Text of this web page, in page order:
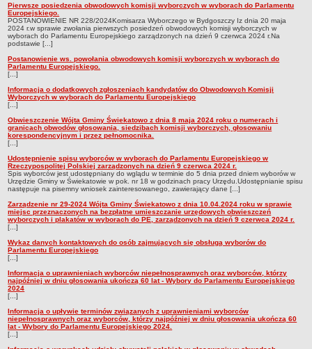
Lokalizacja
Dane statystyczne
Strategia rozwoju Gminy
Raport o stanie gminy
INFORMACJE PUBLICZNE
WŁADZE I STRUKTURA
Rada gminy
Wójt
Urząd gminy
Jednostki organizacyjne
Jednostki pomocnicze - sołectwa
REJESTR INSTYTUCJI KULTURY
ORGANIZACJE POZARZĄDOWE NA TERENIE GMINY ŚWIEKATOWO
PRAWO LOKALNE
Uchwały
WYBORY DO PARLAMENTU EUROPEJSKIEGO 2024
WYBORY DO PARLAMENTU EUROPEJSKIEGO 2024
Pierwsze posiedzenia obwodowych komisji wyborczych w wyborach do Parlamentu
Europejskiego.
POSTANOWIENIE NR 228/2024Komisarza Wyborczego w Bydgoszczy Iz dnia 20 maja
2024 r.w sprawie zwołania pierwszych posiedzeń obwodowych komisji wyborczych w
wyborach do Parlamentu Europejskiego zarządzonych na dzień 9 czerwca 2024 r.Na
podstawie [...]
Postanowienie ws. powołania obwodowych komisji wyborczych w wyborach do
Parlamentu Europejskiego.
[...]
Informacja o dodatkowych zgłoszeniach kandydatów do Obwodowych Komisji
Wyborczych w wyborach do Parlamentu Europejskiego
[...]
Obwieszczenie Wójta Gminy Świekatowo z dnia 8 maja 2024 roku o numerach i
granicach obwodów głosowania, siedzibach komisji wyborczych, głosowaniu
korespondencyjnym i przez pełnomocnika.
[...]
Udostępnienie spisu wyborców w wyborach do Parlamentu Europejskiego w
Rzeczypospolitej Polskiej zarządzonych na dzień 9 czerwca 2024 r.
Spis wyborców jest udostępniany do wglądu w terminie do 5 dnia przed dniem wyborów w
Urzędzie Gminy w Świekatowie w pok. nr 18 w godzinach pracy Urzędu.Udostępnianie spisu
następuje na pisemny wniosek zainteresowanego, zawierający dane [...]
Zarządzenie nr 29-2024 Wójta Gminy Świekatowo z dnia 10.04.2024 roku w sprawie
miejsc przeznaczonych na bezpłatne umieszczanie urzędowych obwieszczeń
wyborczych i plakatów w wyborach do PE, zarządzonych na dzień 9 czerwca 2024 r.
[...]
Wykaz danych kontaktowych do osób zajmujących się obsługą wyborów do
Parlamentu Europejskiego
[...]
Informacja o uprawnieniach wyborców niepełnosprawnych oraz wyborców, którzy
najpóźniej w dniu głosowania ukończą 60 lat - Wybory do Parlamentu Europejskiego
2024
[...]
Informacja o upływie terminów związanych z uprawnieniami wyborców
niepełnosprawnych oraz wyborców, którzy najpóźniej w dniu głosowania ukończą 60
lat - Wybory do Parlamentu Europejskiego 2024.
[...]